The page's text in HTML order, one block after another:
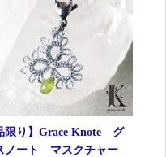
限り】Grace Knote グ
ノート マスクチャー